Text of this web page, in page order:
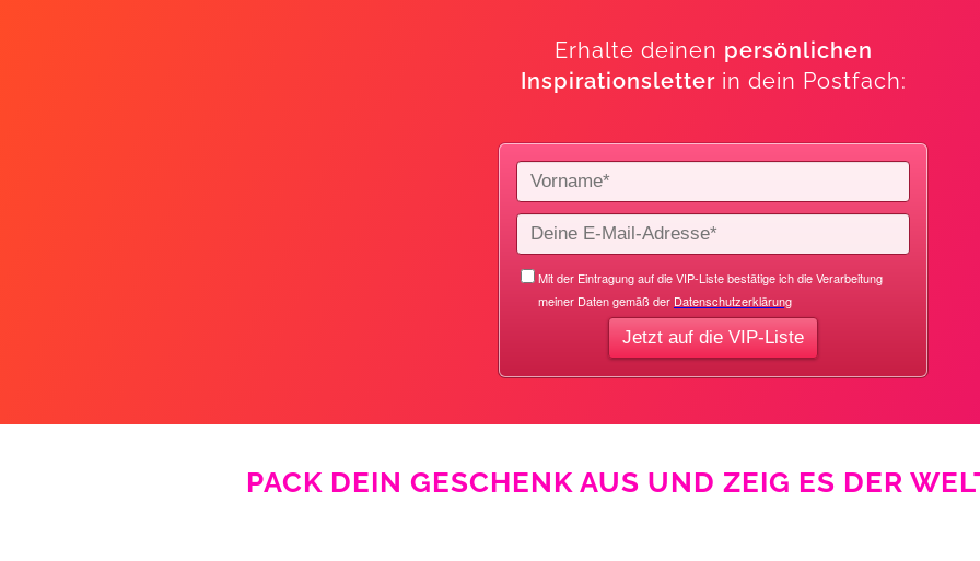
Erhalte deinen persönlichen
Inspirationsletterin dein Postfach:
PACK DEIN GESCHENK AUS UND ZEIG ES DER